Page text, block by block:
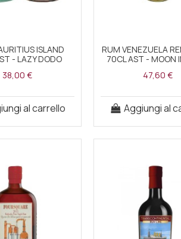
ISLAND
- LAZY DODO
38,00 €
al carrello
RUM VENEZUELA
70CL AST - MOON
47,60 €
Aggiungi al